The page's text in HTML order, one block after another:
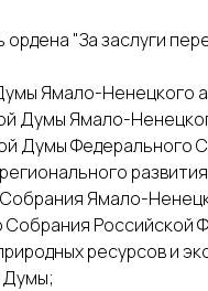
"За заслуги
Ямало-Ненецкого
Думы Ямало-
Думы Федерального
Ямало-
Российской
ресурсов и
Думы;